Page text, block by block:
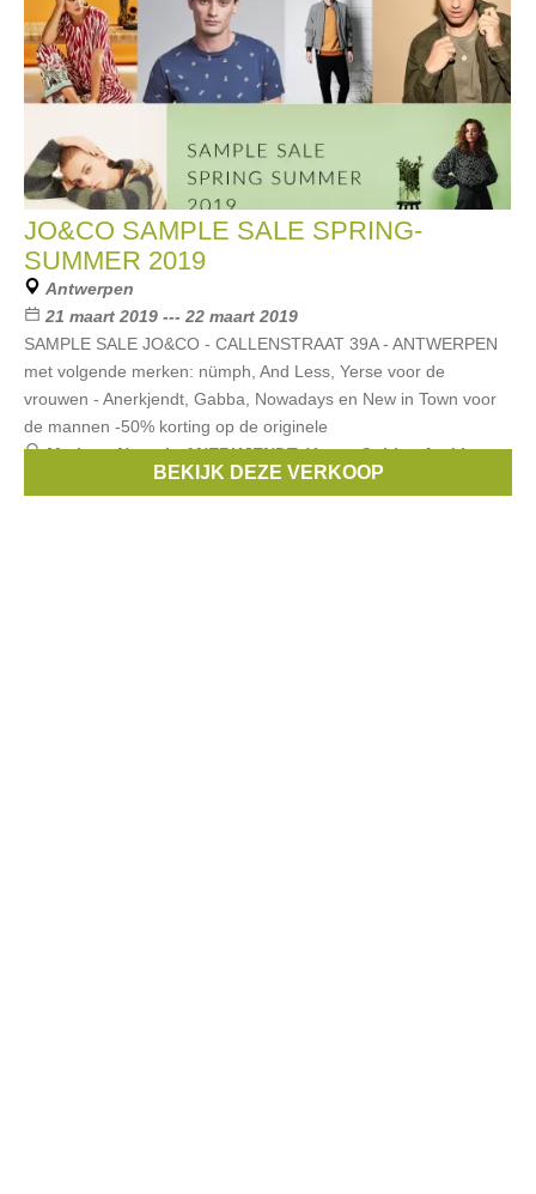
JO&CO SAMPLE SALE SPRING-
SUMMER 2019
Antwerpen
21 maart 2019 --- 22 maart 2019
SAMPLE SALE JO&CO - CALLENSTRAAT 39A - ANTWERPEN
met volgende merken: nümph, And Less, Yerse voor de
vrouwen - Anerkjendt, Gabba, Nowadays en New in Town voor
de mannen -50% korting op de originele
Merken:Numph,ANERKJENDT,Yerse,Gabba,And Less,
BEKIJK DEZE VERKOOP